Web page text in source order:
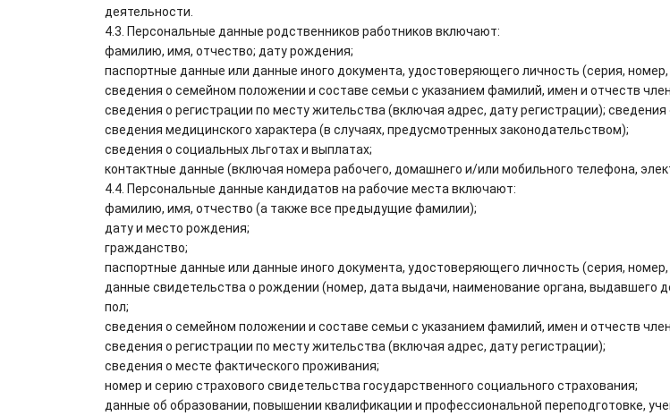
деятельности.
4.3. Персональные данные родственников работников включают:
фамилию, имя, отчество; дату рождения;
паспортные данные или данные иного документа, удостоверяющего личность (серия,
сведения о семейном положении и составе семьи с указанием фамилий, имен и отчеств
сведения о регистрации по месту жительства (включая адрес, дату регистрации);
сведения медицинского характера (в случаях, предусмотренных законодательством);
сведения о социальных льготах и выплатах;
контактные данные (включая номера рабочего, домашнего и/или мобильного телефона,
4.4. Персональные данные кандидатов на рабочие места включают:
фамилию, имя, отчество (а также все предыдущие фамилии);
дату и место рождения;
гражданство;
паспортные данные или данные иного документа, удостоверяющего личность (серия,
данные свидетельства о рождении (номер, дата выдачи, наименование органа, выдавшего
пол;
сведения о семейном положении и составе семьи с указанием фамилий, имен и отчеств
сведения о регистрации по месту жительства (включая адрес, дату регистрации);
сведения о месте фактического проживания;
номер и серию страхового свидетельства государственного социального страхования;
данные об образовании, повышении квалификации и профессиональной переподготовке,